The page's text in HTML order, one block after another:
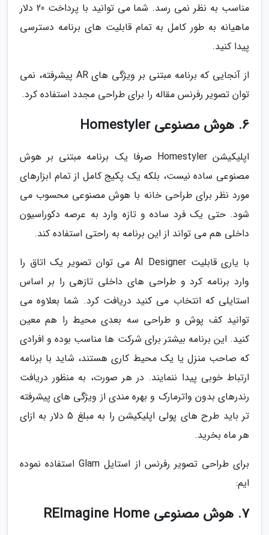
مناسب به نظر نمی رسد. شما می توانید با پرداخت 20 دلار
ماهیانه به طور کامل به تمام قابلیت های برنامه دسترسی
پیدا کنید.
از آنجایی که برنامه مبتنی بر ویژگی های AR پیشرفته، نمی
توان تصویر رفرنس مقاله را برای طراحی مجدد استفاده کرد.
6. هوش مصنوعی Homestyler
اپلیکیشن Homestyler صرفا یک برنامه مبتنی بر هوش
مصنوعی ساده نیست، بلکه یک پکیج کامل از تمام ابزارهای
مورد نظر برای طراحی خانه با هوش مصنوعی محسوب می
شود. حتی یک فرد ساده و تازه وارد به عرصه دکوراسیون
داخلی هم می تواند از این برنامه به راحتی استفاده کند.
با یاری قابلیت AI Designer می توان تصویر یک اتاق را
وارد برنامه کرد و طراحی های داخلی تازهی را بر اساس
استایلی که انتخاب می کنید دریافت کرد. شما بعلاوه می
توانید کف پوش و طراحی سه بعدی محیط را هم معین
کنید. این برنامه بیشتر برای شرکت ها مناسب بوده و افرادی
که صاحب منزل یا یک محیط کاری هستند، شاید با برنامه
ارتباط خوبی پیدا ننمایند. در هر صورت، به منظور دریافت
رندرهای بدون واترمارک و بهره مندی از ویژگی های پیشرفته
تر باید طرح های پولی اپلیکیشن را به مبلغ 5 دلار به ازای
هر ماه بخرید.
برای طراحی تصویر رفرنس از استایل Glam استفاده نموده
ایم:
7. هوش مصنوعی REImagine Home